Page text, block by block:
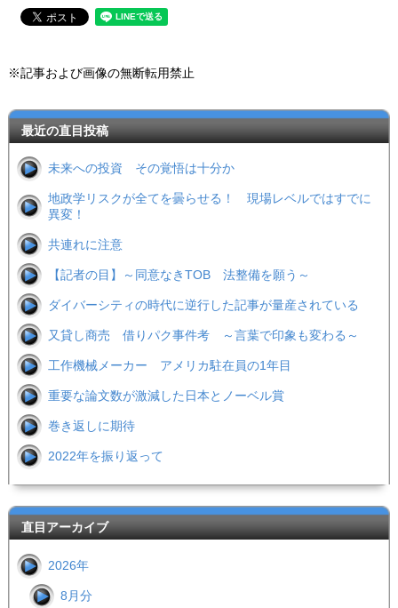
※記事および画像の無断転用禁止
最近の直目投稿
未来への投資 その覚悟は十分か
地政学リスクが全てを曇らせる！ 現場レベルではすでに
異変！
共連れに注意
【記者の目】～同意なきTOB 法整備を願う～
ダイバーシティの時代に逆行した記事が量産されている
又貸し商売 借りパク事件考 ～言葉で印象も変わる～
工作機械メーカー アメリカ駐在員の1年目
重要な論文数が激減した日本とノーベル賞
巻き返しに期待
2022年を振り返って
直目アーカイブ
2026年
8月分